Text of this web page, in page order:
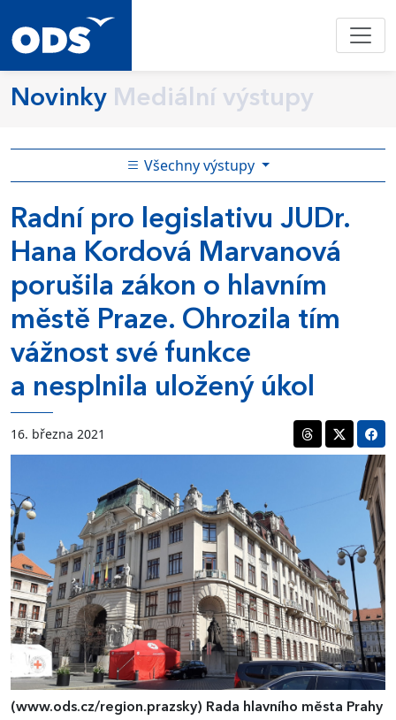
Novinky Mediální výstupy
Všechny výstupy
Radní pro legislativu JUDr.
Hana Kordová Marvanová
porušila zákon o hlavním
městě Praze. Ohrozila tím
vážnost své funkce
a nesplnila uložený úkol
16. března 2021
(www.ods.cz/region.prazsky) Rada hlavního města Prahy